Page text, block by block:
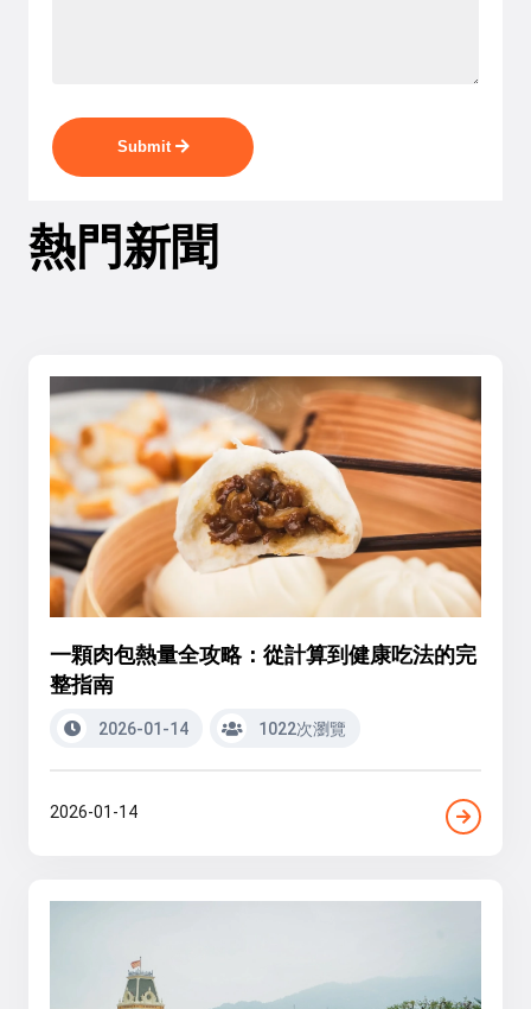
Submit
熱門新聞
一顆肉包熱量全攻略：從計算到健康吃法的完
整指南
2026-01-14 1022次瀏覽
2026-01-14